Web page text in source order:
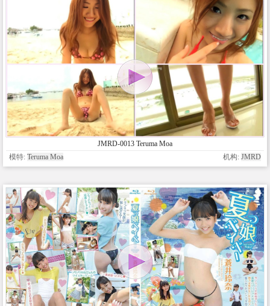
JMRD-0013 Teruma Moa
模特: Teruma Moa 机构: JMRD